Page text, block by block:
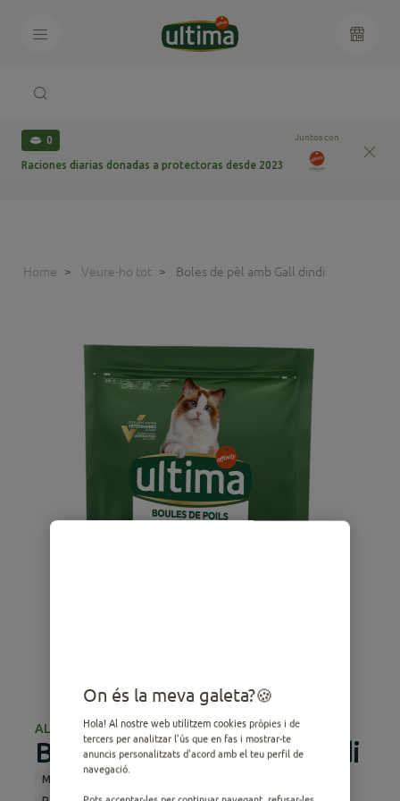
0
Raciones diarias donadas a protectoras desde 2023
Juntos con
Home Veure-ho tot Boles de pèl amb Gall dindi
ALIMENTACIÓ SEC
Boles de pèl amb Gall dindi
Mitjà Adult
On és la meva galeta?
Hola! Al nostre web utilitzem cookies pròpies i de
tercers per analitzar l’ús que en fas i mostrar-te
anuncis personalitzats d'acord amb el teu perfil de
navegació.